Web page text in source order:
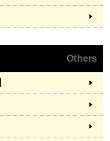
Others